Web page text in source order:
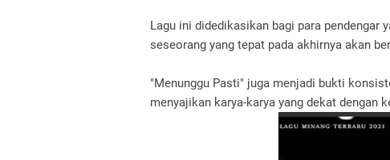
Lagu ini didedikasikan bagi para pendengar
seseorang yang tepat pada akhirnya akan
"Menunggu Pasti" juga menjadi bukti
menyajikan karya-karya yang dekat dengan